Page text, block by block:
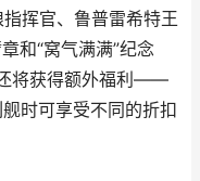
挥官、鲁普雷希特王
和“窝气满满”纪念
将获得额外福利——
时可享受不同的折扣